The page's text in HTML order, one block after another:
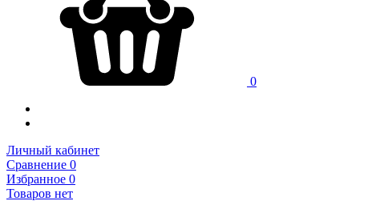
0
Личный кабинет
Сравнение 0
Избранное 0
Товаров нет